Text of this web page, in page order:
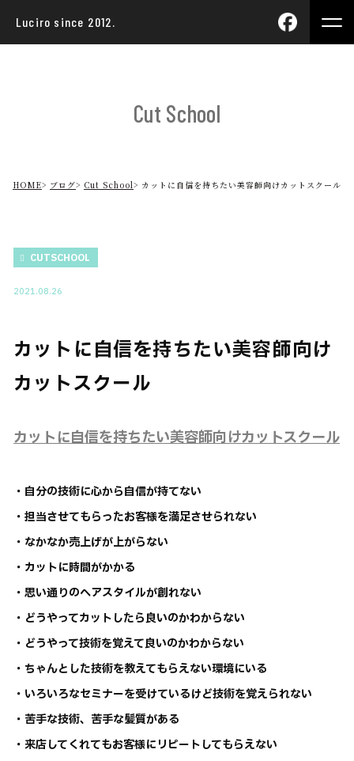
Luciro since 2012.
Cut School
HOME ブログ Cut School カットに自信を持ちたい美容師向けカットスクール
CUTSCHOOL
2021.08.26
カットに自信を持ちたい美容師向け
カットスクール
カットに自信を持ちたい美容師向けカットスクール
・自分の技術に心から自信が持てない
・担当させてもらったお客様を満足させられない
・なかなか売上げが上がらない
・カットに時間がかかる
・思い通りのヘアスタイルが創れない
・どうやってカットしたら良いのかわからない
・どうやって技術を覚えて良いのかわからない
・ちゃんとした技術を教えてもらえない環境にいる
・いろいろなセミナーを受けているけど技術を覚えられない
・苦手な技術、苦手な髪質がある
・来店してくれてもお客様にリピートしてもらえない